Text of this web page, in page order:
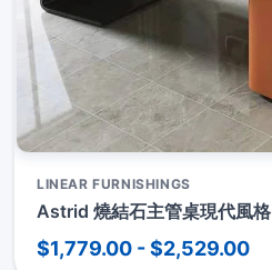
LINEAR FURNISHINGS
Astrid 燒結石主管桌現代風格
$1,779.00 - $2,529.00